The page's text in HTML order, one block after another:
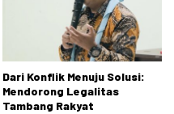
Dari Konflik Menuju Solusi:
Mendorong Legalitas
Tambang Rakyat